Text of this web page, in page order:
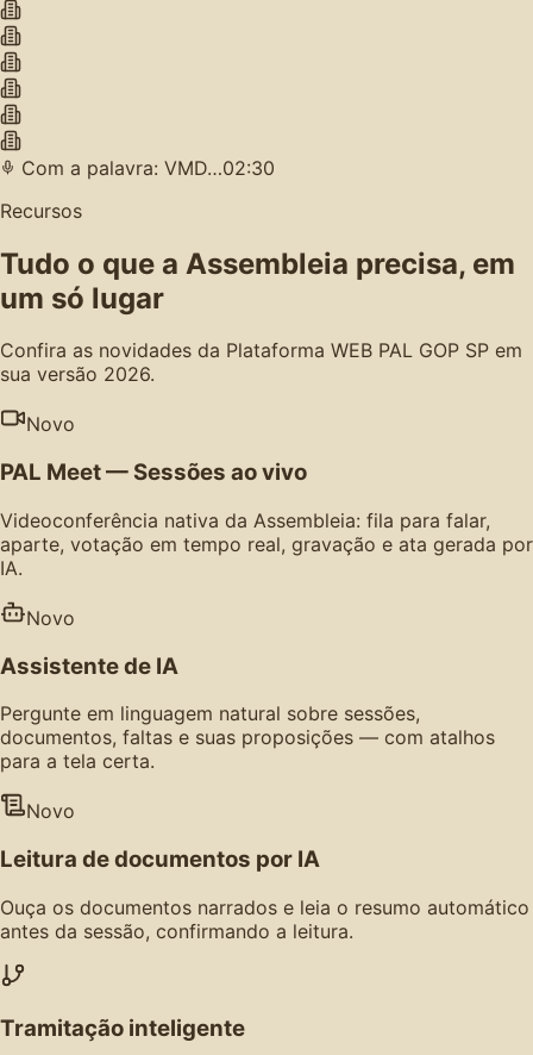
Com a palavra: VMD…02:30
Recursos
Tudo o que a Assembleia precisa, em
um só lugar
Confira as novidades da Plataforma WEB PAL GOP SP em
sua versão 2026.
Novo
PAL Meet — Sessões ao vivo
Videoconferência nativa da Assembleia: fila para falar,
aparte, votação em tempo real, gravação e ata gerada por
IA.
Novo
Assistente de IA
Pergunte em linguagem natural sobre sessões,
documentos, faltas e suas proposições — com atalhos
para a tela certa.
Novo
Leitura de documentos por IA
Ouça os documentos narrados e leia o resumo automático
antes da sessão, confirmando a leitura.
Tramitação inteligente